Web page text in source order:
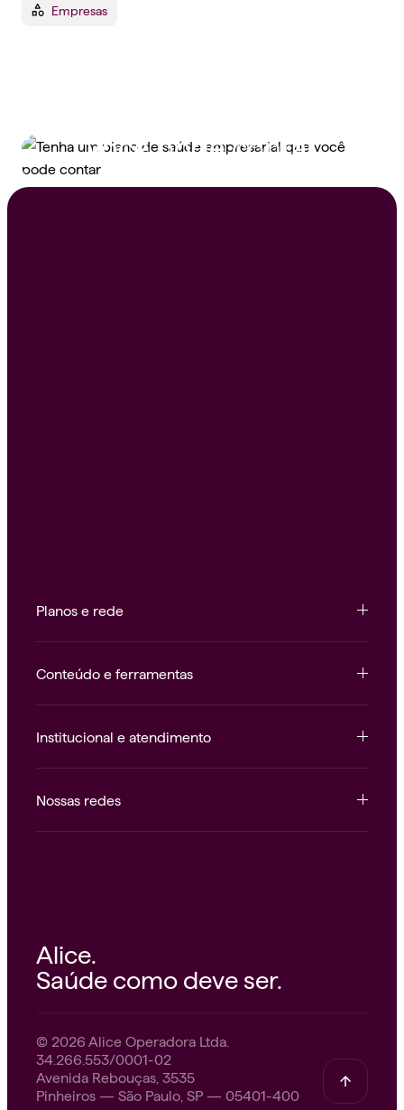
Empresas
você pode contar
Planos e rede
Conteúdo e ferramentas
Institucional e atendimento
Nossas redes
Alice.
Saúde como deve ser.
© 2026 Alice Operadora Ltda.
34.266.553/0001-02
Avenida Rebouças, 3535
Pinheiros — São Paulo, SP — 05401-400